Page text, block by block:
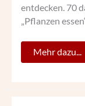
entdecken. 70
„Pflanzen
Mehr dazu...